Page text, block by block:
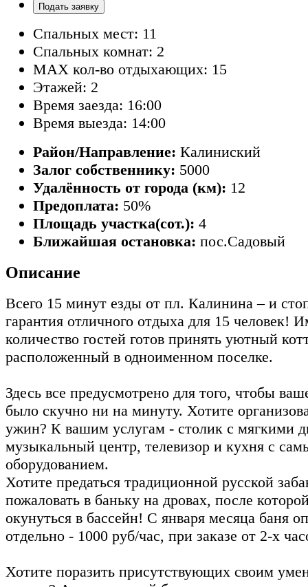
Подать заявку
Спальных мест: 11
Спальных комнат: 2
MAX кол-во отдыхающих: 15
Этажей: 2
Время заезда: 16:00
Время выезда: 14:00
Район/Направление: Калиниский
Залог собственнику: 5000
Удалённость от города (км): 12
Предоплата: 50%
Площадь участка(сот.): 4
Ближайшая остановка: пос.Садовый
Описание
Всего 15 минут езды от пл. Калинина – и
гарантия отличного отдыха для 15 человек!
количество гостей готов принять уютный
расположенный в одноименном поселке.
Здесь все предусмотрено для того, чтобы
было скучно ни на минуту. Хотите
ужин? К вашим услугам - столик с мягкими
музыкальный центр, телевизор и кухня с
оборудованием.
Хотите предаться традиционной русской
пожаловать в баньку на дровах, после
окунуться в бассейн! С января месяца баня
отдельно - 1000 руб/час, при заказе от 2-х
Хотите поразить присутствующих своим